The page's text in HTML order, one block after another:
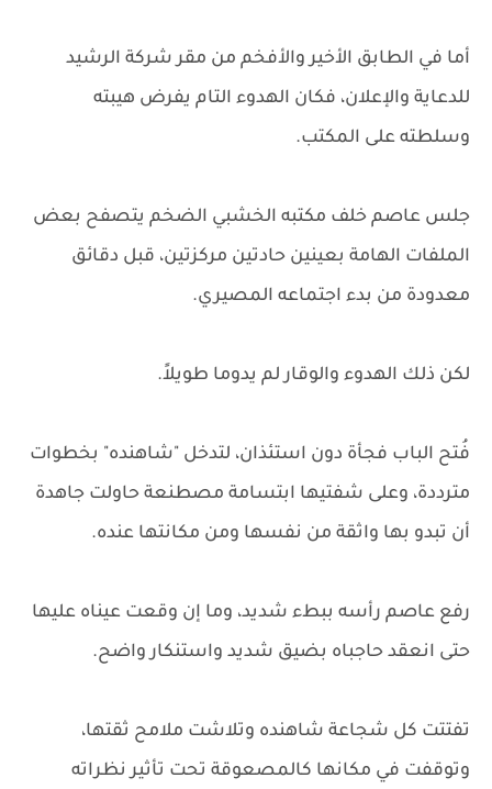
أما في الطابق الأخير والأفخم من مقر شركة الرشيد
للدعاية والإعلان، فكان الهدوء التام يفرض هيبته
وسلطته على المكتب.
جلس عاصم خلف مكتبه الخشبي الضخم يتصفح بعض
الملفات الهامة بعينين حادتين مركزتين، قبل دقائق
معدودة من بدء اجتماعه المصيري.
لكن ذلك الهدوء والوقار لم يدوما طويلاً.
فُتح الباب فجأة دون استئذان، لتدخل "شاهنده" بخطوات
مترددة، وعلى شفتيها ابتسامة مصطنعة حاولت جاهدة
أن تبدو بها واثقة من نفسها ومن مكانتها عنده.
رفع عاصم رأسه ببطء شديد، وما إن وقعت عيناه عليها
حتى انعقد حاجباه بضيق شديد واستنكار واضح.
تفتتت كل شجاعة شاهنده وتلاشت ملامح ثقتها،
وتوقفت في مكانها كالمصعوقة تحت تأثير نظراته